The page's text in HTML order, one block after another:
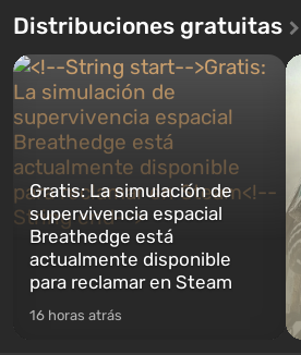
Distribuciones gratuitas
Gratis: La simulación de
supervivencia espacial
Breathedge está
actualmente disponible
para reclamar en Steam
16 horas atrás